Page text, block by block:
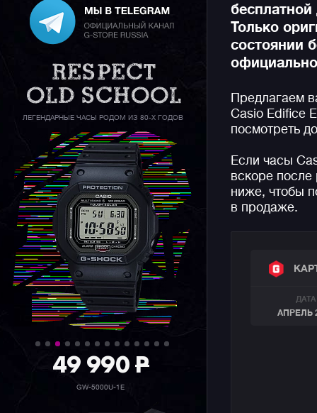
ЛЕГЕНДАРНЫЕ ЧАСЫ РОДОМ ИЗ 80-Х ГОДОВ
36 990P
GW-5000HS-1E
Только
состоянии
Предлагаем
Casio Edifice
посмотреть
Если часы
вскоре
ниже, чтобы
в продаже.
ДАТА
АПРЕЛЬ